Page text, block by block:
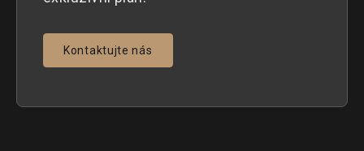
Kontaktujte nás